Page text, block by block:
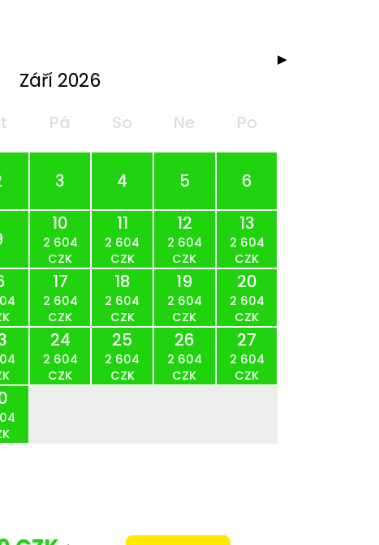
▶
Září 2026
Pá So Ne Po
3 4 5 6
10
2 604
CZK
11
2 604
CZK
12
2 604
CZK
13
2 604
CZK
17
2 604
CZK
18
2 604
CZK
19
2 604
CZK
20
2 604
CZK
24
2 604
CZK
25
2 604
CZK
26
2 604
CZK
27
2 604
CZK